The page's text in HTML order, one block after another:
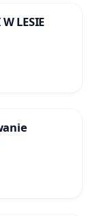
LESIE